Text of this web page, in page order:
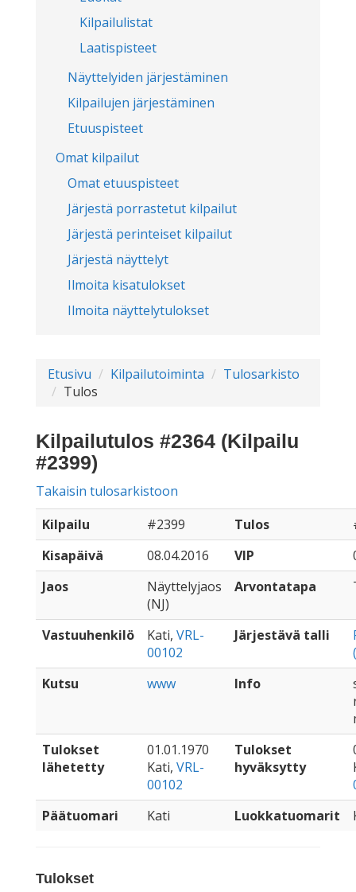
Kilpailulistat
Laatispisteet
Näyttelyiden järjestäminen
Kilpailujen järjestäminen
Etuuspisteet
Omat kilpailut
Omat etuuspisteet
Järjestä porrastetut kilpailut
Järjestä perinteiset kilpailut
Järjestä näyttelyt
Ilmoita kisatulokset
Ilmoita näyttelytulokset
Etusivu Kilpailutoiminta
Tulosarkisto
Tulos
Kilpailutulos #2364 (Kilpailu
#2399)
Takaisin tulosarkistoon
Kilpailu
#2399 Tulos
Kisapäivä
08.04.2016 VIP
Jaos
Näyttelyjaos
(NJ)
Arvontatapa
Vastuuhenkilö Kati, VRL-
00102
Järjestävä talli
Kutsu
www Info
Tulokset
lähetetty
01.01.1970
Kati, VRL-
00102
Tulokset
hyväksytty
Päätuomari
Kati Luokkatuomarit
Tulokset